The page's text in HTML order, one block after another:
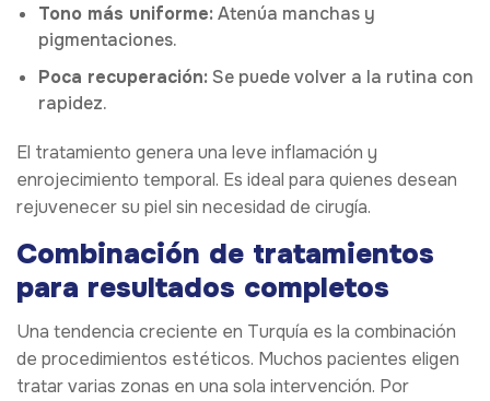
Tono más uniforme:Atenúa manchas y
pigmentaciones.
Poca recuperación: Se puede volver a la rutina con
rapidez.
El tratamiento genera una leve inflamación y
enrojecimiento temporal. Es ideal para quienes desean
rejuvenecer su piel sin necesidad de cirugía.
Combinación de tratamientos
para resultados completos
Una tendencia creciente en Turquía es la combinación
de procedimientos estéticos. Muchos pacientes eligen
tratar varias zonas en una sola intervención. Por